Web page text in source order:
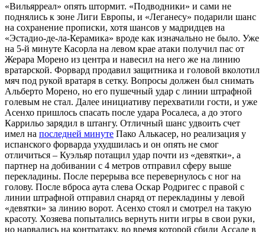
«Вильярреал» опять штормит. «Подводники» и сами не
поднялись к зоне Лиги Европы, и «Леганесу» подарили шанс
на сохранение прописки, хотя шансов у мадридцев на
«Эстадио-де-ла-Керамика» вроде как изначально не было. Уже
на 5-й минуте Касорла на левом крае атаки получил пас от
Жерара Морено из центра и навесил на него же на линию
вратарской. Форвард продавил защитника и головой вколотил
мяч под рукой вратаря в сетку. Вопросы должен был снимать
Альберто Морено, но его пушечный удар с линии штрафной
голевым не стал. Далее инициативу перехватили гости, и уже
Асенхо пришлось спасать после удара Росалеса, а до этого
Каррильо зарядил в штангу. Отличный шанс удвоить счет
имел на последней минуте Пако Алькасер, но реализация у
испанского форварда ухудшилась и он опять не смог
отличиться – Куэльяр потащил удар почти из «девятки», а
партнер на добивании с 4 метров отправил сферу выше
перекладины. После перерыва все перевернулось с ног на
голову. После вброса аута слева Оскар Родригес с правой с
линии штрафной отправил снаряд от перекладины у левой
«девятки» за линию ворот. Асенхо стоял и смотрел на такую
красоту. Хозяева попытались вернуть нити игры в свои руки,
но нарвались на контратаку, во время которой сбили Ассале в